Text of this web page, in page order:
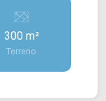
com
restaurantes,
300 m²
Terreno